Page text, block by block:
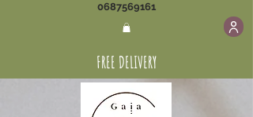
0687569161
FREE DELIVERY